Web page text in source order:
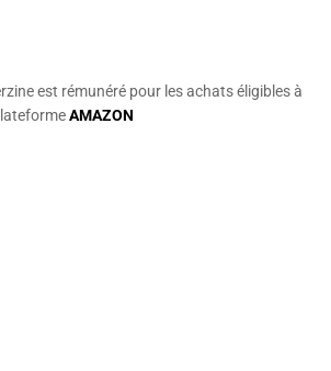
est rémunéré pour les achats éligibles à
AMAZON